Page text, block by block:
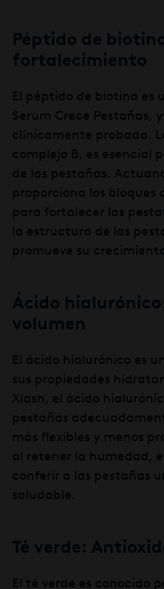
Péptido de
fortalecimiento
El péptido de biotina es
Serum Crece Pestañas,
clínicamente probada.
complejo B, es esencial
de las pestañas.
proporciona los bloques
para fortalecer las
la estructura de las
promueve su
Ácido
volumen
El ácido hialurónico es
sus propiedades
Xlash, el ácido
pestañas
más flexibles y menos
al retener la humedad,
conferir a las pestañas
saludable.
Té verde:
El té verde es conocido